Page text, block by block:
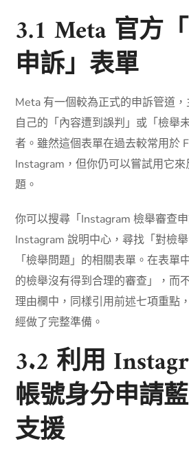
3.1 Meta 官方
申訴」表單
Meta 有一個較為正式的申訴管道
自己的「內容遭到誤判」或「檢舉
者。雖然這個表單在過去較常用於
Instagram，但你仍可以嘗試用它
題。
你可以搜尋「Instagram 檢舉審查
Instagram 說明中心，尋找「對檢
「檢舉問題」的相關表單。在表單
的檢舉沒有得到合理的審查」，而
理由欄中，同樣引用前述七項重點
經做了完整準備。
3.2 利用
帳號身分申請
支援